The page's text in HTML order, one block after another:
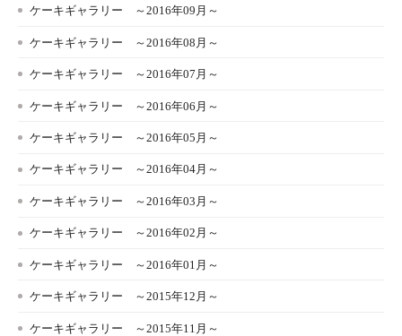
ケーキギャラリー ～2016年09月～
ケーキギャラリー ～2016年08月～
ケーキギャラリー ～2016年07月～
ケーキギャラリー ～2016年06月～
ケーキギャラリー ～2016年05月～
ケーキギャラリー ～2016年04月～
ケーキギャラリー ～2016年03月～
ケーキギャラリー ～2016年02月～
ケーキギャラリー ～2016年01月～
ケーキギャラリー ～2015年12月～
ケーキギャラリー ～2015年11月～